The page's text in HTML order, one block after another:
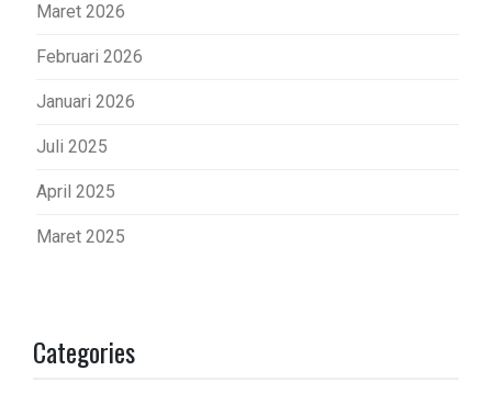
Maret 2026
Februari 2026
Januari 2026
Juli 2025
April 2025
Maret 2025
Categories